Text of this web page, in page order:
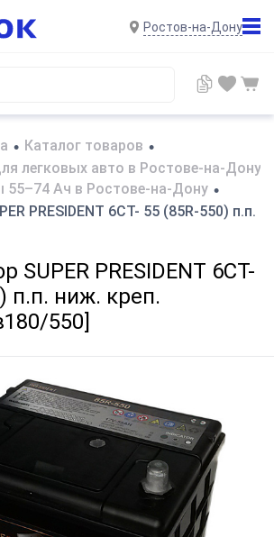
Ростов-на-Дону
• Каталог товаров •
легковых авто в Ростове-на-Дону
55–74 Ач в Ростове-на-Дону •
PRESIDENT 6СТ- 55 (85R-550) п.п.
SUPER PRESIDENT 6СТ-
п.п. ниж. креп.
550]